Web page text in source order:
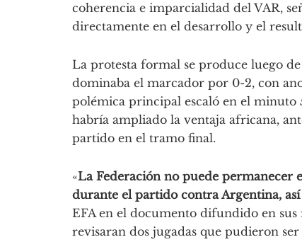
coherencia e imparcialidad del VAR,
directamente en el desarrollo y el
La protesta formal se produce luego
dominaba el marcador por 0-2, con
polémica principal escaló en el minuto
habría ampliado la ventaja africana,
partido en el tramo final.
«La Federación no puede permanecer
durante el partido contra Argentina,
EFA en el documento difundido en sus
revisaran dos jugadas que pudieron